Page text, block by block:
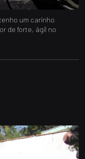
um carinho
de forte, ágil no